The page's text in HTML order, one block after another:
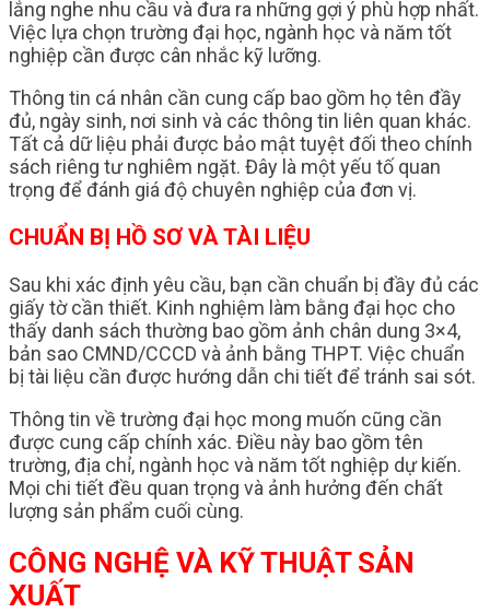
lắng nghe nhu cầu và đưa ra những gợi ý phù hợp nhất.
Việc lựa chọn trường đại học, ngành học và năm tốt
nghiệp cần được cân nhắc kỹ lưỡng.
Thông tin cá nhân cần cung cấp bao gồm họ tên đầy
đủ, ngày sinh, nơi sinh và các thông tin liên quan khác.
Tất cả dữ liệu phải được bảo mật tuyệt đối theo chính
sách riêng tư nghiêm ngặt. Đây là một yếu tố quan
trọng để đánh giá độ chuyên nghiệp của đơn vị.
CHUẨN BỊ HỒ SƠ VÀ TÀI LIỆU
Sau khi xác định yêu cầu, bạn cần chuẩn bị đầy đủ các
giấy tờ cần thiết. Kinh nghiệm làm bằng đại học cho
thấy danh sách thường bao gồm ảnh chân dung 3×4,
bản sao CMND/CCCD và ảnh bằng THPT. Việc chuẩn
bị tài liệu cần được hướng dẫn chi tiết để tránh sai sót.
Thông tin về trường đại học mong muốn cũng cần
được cung cấp chính xác. Điều này bao gồm tên
trường, địa chỉ, ngành học và năm tốt nghiệp dự kiến.
Mọi chi tiết đều quan trọng và ảnh hưởng đến chất
lượng sản phẩm cuối cùng.
CÔNG NGHỆ VÀ KỸ THUẬT SẢN
XUẤT